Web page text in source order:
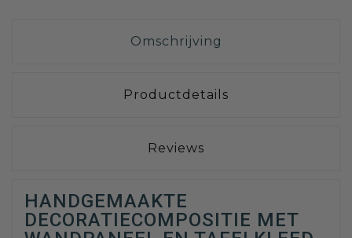
Omschrijving
Productdetails
Reviews
HANDGEMAAKTE
DECORATIECOMPOSITIE MET